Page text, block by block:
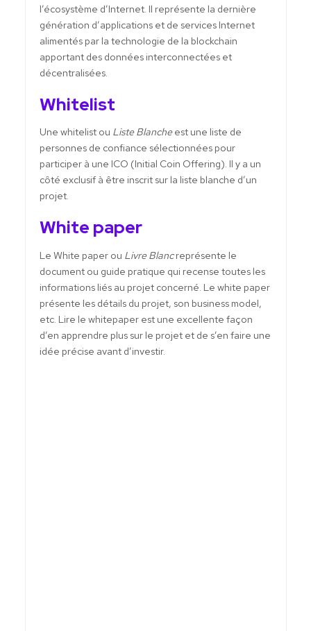
l’écosystème d’Internet. Il représente la dernière
génération d’applications et de services Internet
alimentés par la technologie de la blockchain
apportant des données interconnectées et
décentralisées.
Whitelist
Une whitelist ou Liste Blancheest une liste de
personnes de confiance sélectionnées pour
participer à une ICO (Initial Coin Offering). Il y a un
côté exclusif à être inscrit sur la liste blanche d’un
projet.
White paper
Le White paper ou Livre Blancreprésente le
document ou guide pratique qui recense toutes les
informations liés au projet concerné. Le white paper
présente les détails du projet, son business model,
etc. Lire le whitepaper est une excellente façon
d’en apprendre plus sur le projet et de s’en faire une
idée précise avant d’investir.